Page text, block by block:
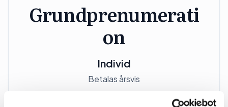
Grundprenumerati
on
Individ
Betalas årsvis